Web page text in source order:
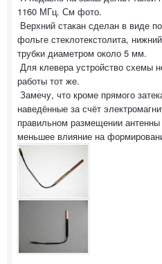
1160 МГц. См фото.
Верхний стакан сделан в виде
фольге стеклотекстолита,
трубки диаметром около 5 мм.
Для клевера устройство схемы
работы тот же.
Замечу, что кроме прямого
наведённые за счёт
правильном размещении
меньшее влияние на